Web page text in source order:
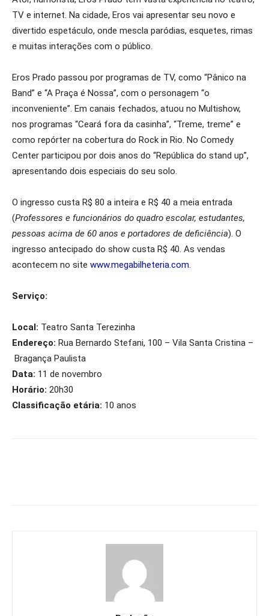
TV e internet. Na cidade, Eros vai apresentar seu novo e
divertido espetáculo, onde mescla paródias, esquetes, rimas
e muitas interações com o público.
Eros Prado passou por programas de TV, como “Pânico na
Band” e “A Praça é Nossa”, com o personagem “o
inconveniente”. Em canais fechados, atuou no Multishow,
nos programas “Ceará fora da casinha”, “Treme, treme” e
como repórter na cobertura do Rock in Rio. No Comedy
Center participou por dois anos do “República do stand up”,
apresentando dois especiais do seu solo.
O ingresso custa R$ 80 a inteira e R$ 40 a meia entrada
(Professores e funcionários do quadro escolar, estudantes,
pessoas acima de 60 anos e portadores de deficiência). O
ingresso antecipado do show custa R$ 40. As vendas
acontecem no site www.megabilheteria.com.
Serviço:
Local: Teatro Santa Terezinha
Endereço: Rua Bernardo Stefani, 100 – Vila Santa Cristina –
Bragança Paulista
Data: 11 de novembro
Horário: 20h30
Classificação etária: 10 anos